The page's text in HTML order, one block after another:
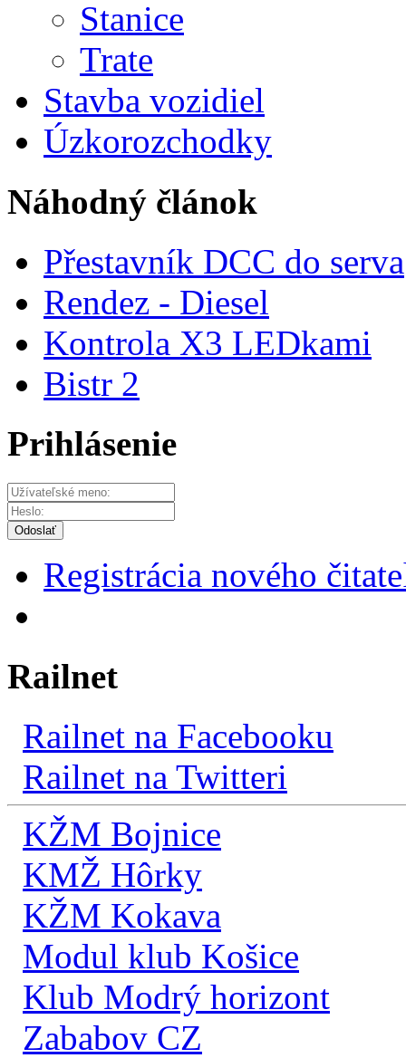
Stanice
Trate
Stavba vozidiel
Úzkorozchodky
Náhodný článok
Přestavník DCC do serva
Rendez - Diesel
Kontrola X3 LEDkami
Bistr 2
Prihlásenie
Odoslať
Registrácia nového
Railnet
Railnet na Facebooku
Railnet na Twitteri
KŽM Bojnice
KMŽ Hôrky
KŽM Kokava
Modul klub Košice
Klub Modrý horizont
Zababov CZ